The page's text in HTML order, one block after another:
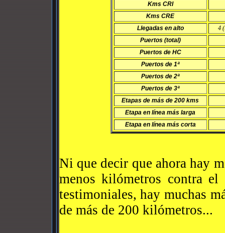
Kms CRI
Kms CRE
Llegadas en alto
4
Puertos (total)
Puertos de HC
Puertos de 1ª
Puertos de 2ª
Puertos de 3ª
Etapas de más de 200 kms
Etapa en línea más larga
Etapa en línea más corta
Ni que decir que ahora hay
menos kilómetros contra
testimoniales, hay muchas
de más de 200 kilómetros...